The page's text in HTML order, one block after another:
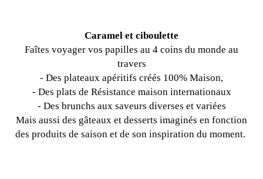
Caramel et ciboulette
Faîtes voyager vos papilles au 4 coins du monde au
travers
- Des plateaux apéritifs créés 100% Maison,
- Des plats de Résistance maison internationaux
- Des brunchs aux saveurs diverses et variées
Mais aussi des gâteaux et desserts imaginés en fonction
des produits de saison et de son inspiration du moment.